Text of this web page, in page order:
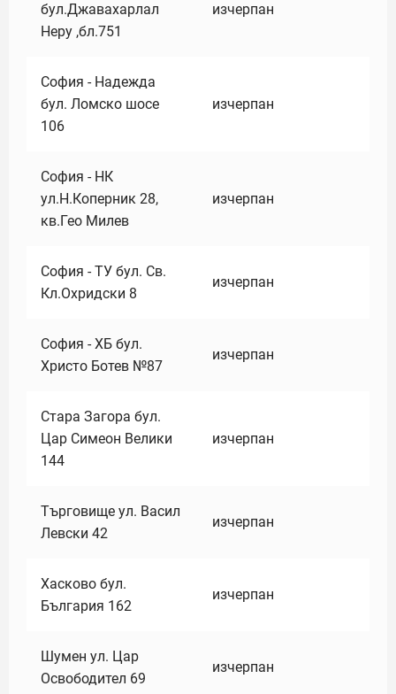
бул.Джавахарлал
Неру ,бл.751
изчерпан
София - Надежда
бул. Ломско шосе
106
изчерпан
София - НК
ул.Н.Коперник 28,
кв.Гео Милев
изчерпан
София - ТУ бул. Св.
Кл.Охридски 8
изчерпан
София - ХБ бул.
Христо Ботев №87
изчерпан
Стара Загора бул.
Цар Симеон Велики
144
изчерпан
Търговище ул. Васил
Левски 42
изчерпан
Хасково бул.
България 162
изчерпан
Шумен ул. Цар
Освободител 69
изчерпан